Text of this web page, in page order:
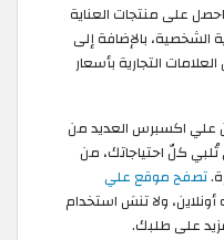
على منتجات العناية
الشخصية، بالإضافة إلى
التجارية بأسعار
علي اكسبرس العديد من
تُلبي كلّ احتياجاتك، من
تصفح موقع علي
ولا تنسَ استخدام
على طلبك.